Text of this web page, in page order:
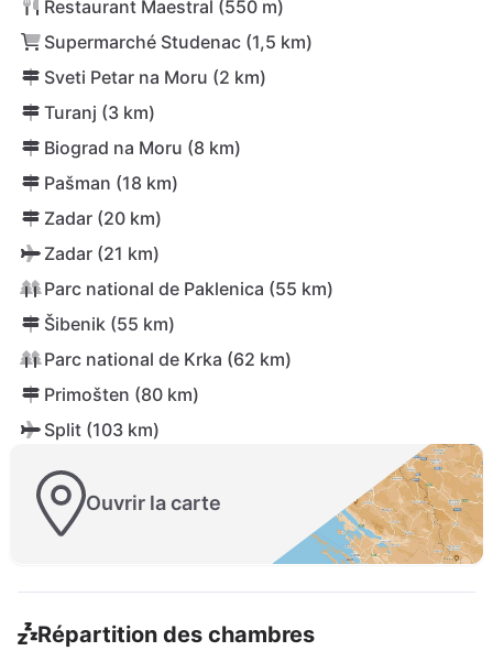
Restaurant Maestral (550 m)
Supermarché Studenac (1,5 km)
Sveti Petar na Moru (2 km)
Turanj (3 km)
Biograd na Moru (8 km)
Pašman (18 km)
Zadar (20 km)
Zadar (21 km)
Parc national de Paklenica (55 km)
Šibenik (55 km)
Parc national de Krka (62 km)
Primošten (80 km)
Split (103 km)
Ouvrir la carte
Répartition des chambres